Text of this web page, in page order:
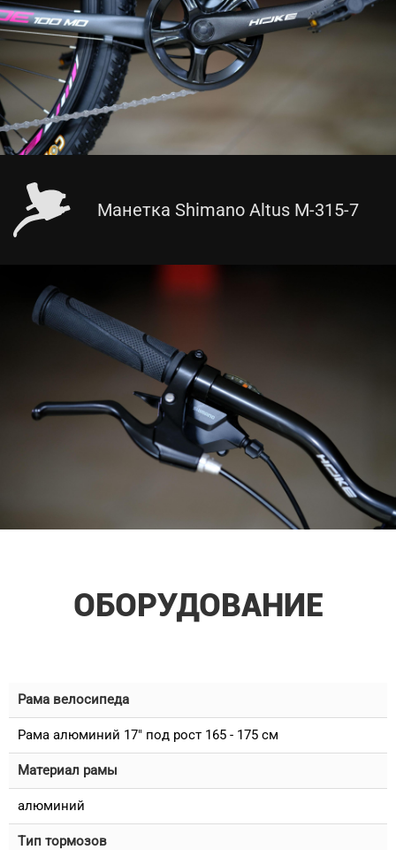
Манетка Shimano Altus M-315-7
ОБОРУДОВАНИЕ
Рама велосипеда
Рама алюминий 17" под рост 165 - 175 см
Материал рамы
алюминий
Тип тормозов